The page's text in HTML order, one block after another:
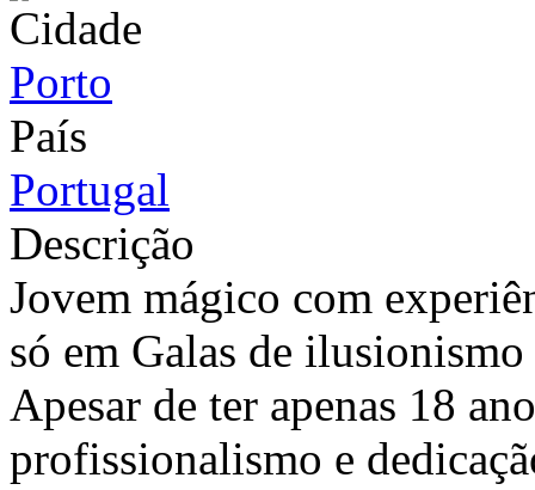
Cidade
Porto
País
Portugal
Descrição
Jovem mágico com
só em Galas de
Apesar de ter apenas 18
profissionalismo e